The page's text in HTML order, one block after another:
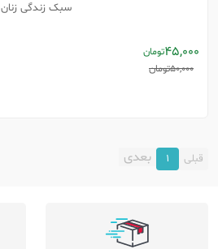
سبک زندگی زنان
45,000تومان
50,000تومان
قبلی 1 بعدی